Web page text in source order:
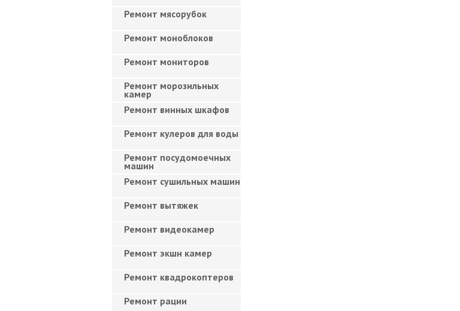
Ремонт мясорубок
Ремонт моноблоков
Ремонт мониторов
Ремонт морозильных
камер
Ремонт винных шкафов
Ремонт кулеров для воды
Ремонт посудомоечных
машин
Ремонт сушильных машин
Ремонт вытяжек
Ремонт видеокамер
Ремонт экшн камер
Ремонт квадрокоптеров
Ремонт рации